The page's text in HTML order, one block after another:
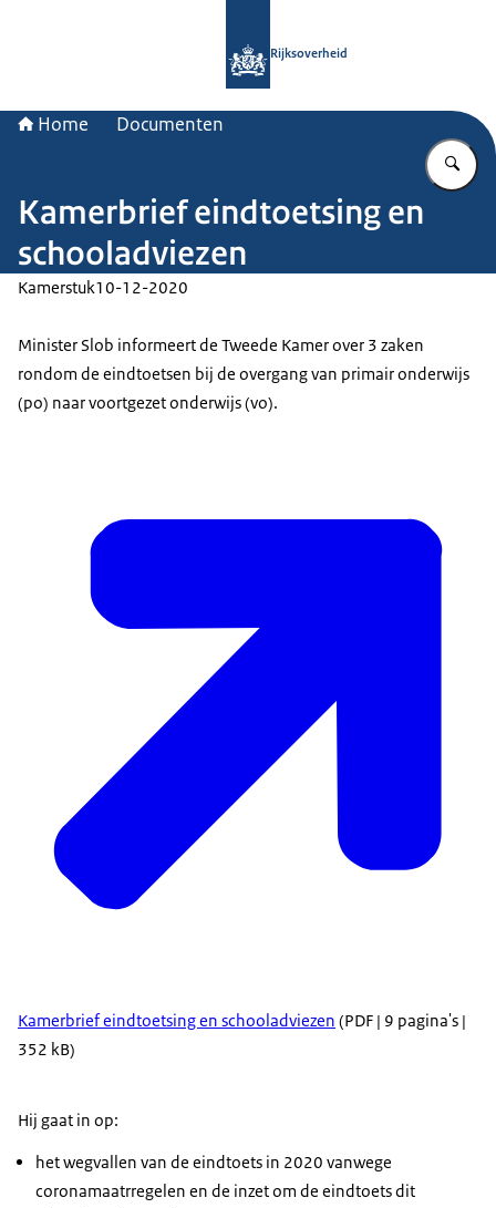
Rijksoverheid
Home Documenten
Kamerbrief eindtoetsing en
schooladviezen
Kamerstuk10-12-2020
Minister Slob informeert de Tweede Kamer over 3 zaken
rondom de eindtoetsen bij de overgang van primair onderwijs
(po) naar voortgezet onderwijs (vo).
Kamerbrief eindtoetsing en schooladviezen (PDF | 9 pagina's |
352 kB)
Hij gaat in op:
het wegvallen van de eindtoets in 2020 vanwege
coronamaatrregelen en de inzet om de eindtoets dit